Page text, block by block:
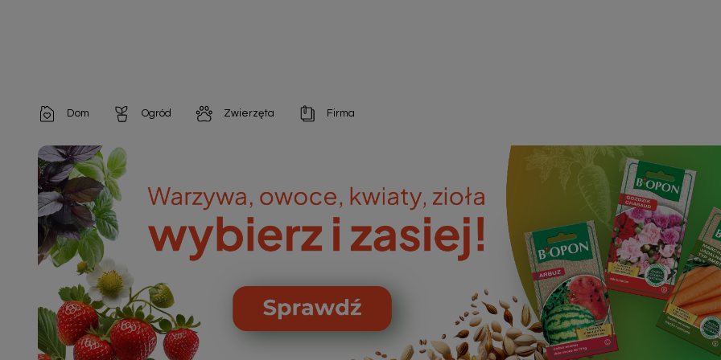
Dom
Artykuły dekoracyjne
Artykuły do pielęgnacji
Artykuły gospodarstwa domowego
Artykuły higieniczne
Artykuły jednorazowe
Artykuły opakowaniowe
Chemia gospodarcza
Ogród
Chemia do architektury ogrodowej
Chemia do oczek wodnych
Doniczki i pojemniki
Odstraszacze owadów
Odstraszacze zwierząt
Nawozy i preparaty
Narzędzia ogrodnicze
Nasiona
Zwierzęta
Karmy i Przekąski dla Kotów
Chusteczki nawilżane
Zobacz wszystkie
Firma
Artykuły opakowaniowe
